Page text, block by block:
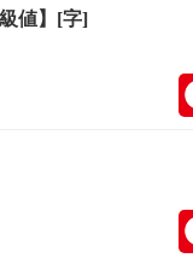
値】[字]